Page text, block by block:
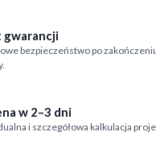
gwarancji
bezpieczeństwo po
w 2–3 dni
i szczegółowa kalkulacja